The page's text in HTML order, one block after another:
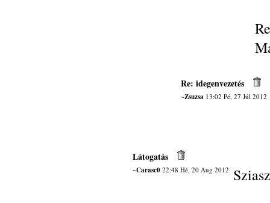
Re: idegenvezetés
~Zsuzsa 13:02 Pé, 27 Júl 2012
Látogatás
~Carasc0 22:48 Hé, 20 Aug 2012